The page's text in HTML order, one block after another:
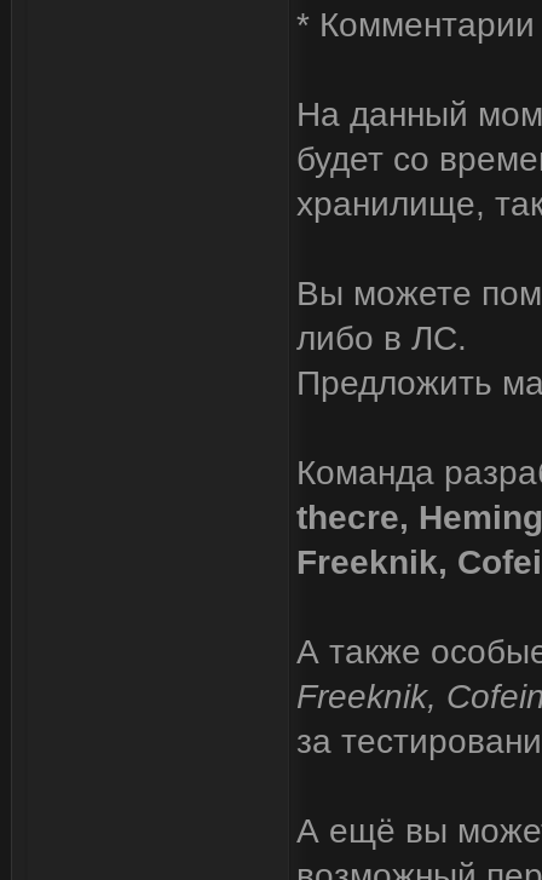
* Комментарии
На данный
будет со
хранилище,
Вы можете
либо в ЛС.
Предложить
Команда
thecre,
Freeknik,
А также
Freeknik,
за
А ещё вы